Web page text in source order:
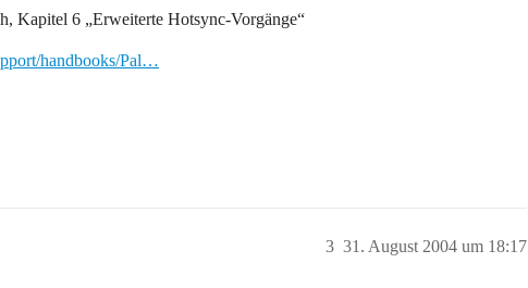
Kapitel 6 „Erweiterte Hotsync-Vorgänge“
handbooks/Pal…
31. August 2004 um 18:17
3